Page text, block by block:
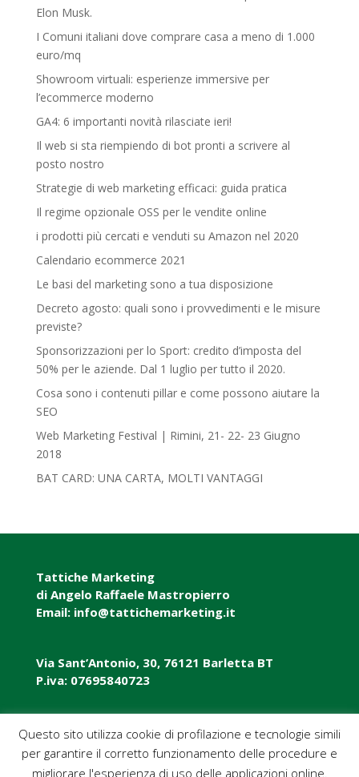
Elon Musk.
I Comuni italiani dove comprare casa a meno di 1.000
euro/mq
Showroom virtuali: esperienze immersive per
l’ecommerce moderno
GA4: 6 importanti novità rilasciate ieri!
Il web si sta riempiendo di bot pronti a scrivere al
posto nostro
Strategie di web marketing efficaci: guida pratica
Il regime opzionale OSS per le vendite online
i prodotti più cercati e venduti su Amazon nel 2020
Calendario ecommerce 2021
Le basi del marketing sono a tua disposizione
Decreto agosto: quali sono i provvedimenti e le misure
previste?
Sponsorizzazioni per lo Sport: credito d’imposta del
50% per le aziende. Dal 1 luglio per tutto il 2020.
Cosa sono i contenuti pillar e come possono aiutare la
SEO
Web Marketing Festival | Rimini, 21- 22- 23 Giugno
2018‎
BAT CARD: UNA CARTA, MOLTI VANTAGGI
Tattiche Marketing
di Angelo Raffaele Mastropierro
Email: info@tattichemarketing.it
Via Sant’Antonio, 30, 76121 Barletta BT
P.iva: 07695840723
P.iva: 07695840723
Pec: tattichemarketing@pec.it
Questo sito utilizza cookie di profilazione e tecnologie simili
per garantire il corretto funzionamento delle procedure e
migliorare l'esperienza di uso delle applicazioni online.